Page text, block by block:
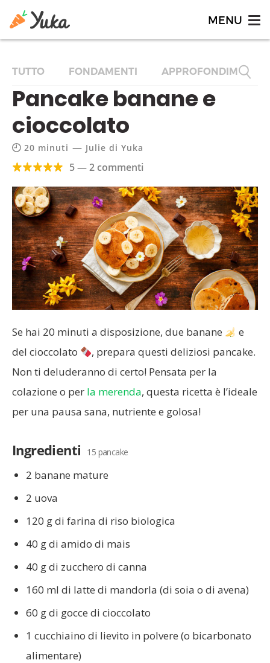
TUTTO FONDAMENTI APPROFONDIMENTI
Pancake banane e
cioccolato
20 minuti — Julie di Yuka
5 — 2 commenti
Se hai 20 minuti a disposizione, due banane
e
del cioccolato
, prepara questi deliziosi pancake.
Non ti deluderanno di certo! Pensata per la
colazione o per la merenda, questa ricetta è l’ideale
per una pausa sana, nutriente e golosa!
Ingredienti 15 pancake
2 banane mature
2 uova
120 g di farina di riso biologica
40 g di amido di mais
40 g di zucchero di canna
160 ml di latte di mandorla (di soia o di avena)
60 g di gocce di cioccolato
1 cucchiaino di lievito in polvere (o bicarbonato
alimentare)